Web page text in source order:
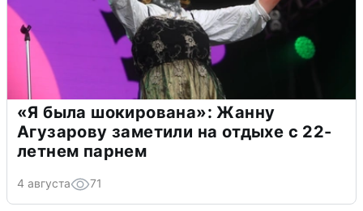
«Я была шокирована»: Жанну
Агузарову заметили на отдыхе с 22-
летнем парнем
4 августа 71